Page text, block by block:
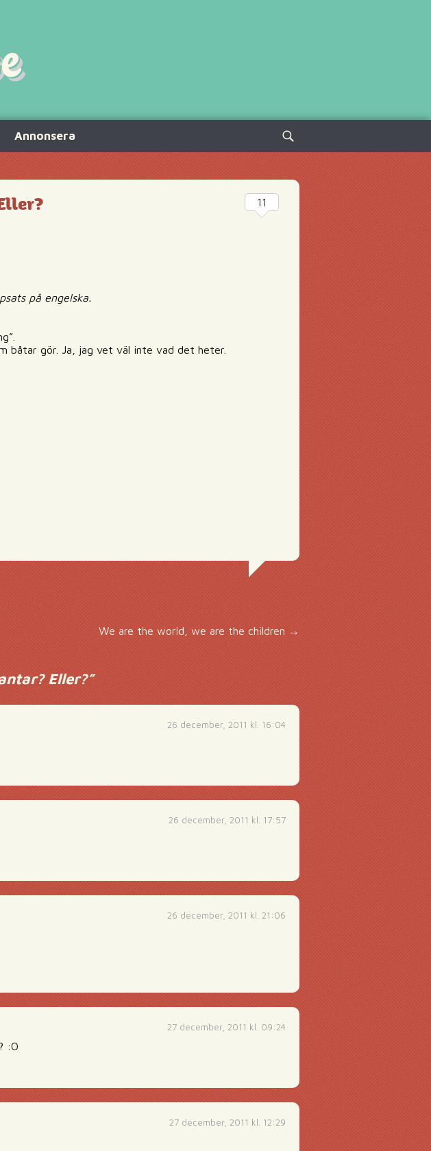
Annonsera
Sök
efter:
på engelska.
båtar gör. Ja, jag vet väl inte vad det heter.
11
We are the world, we are the children→
Eller?”
26 december, 2011 kl. 16:04
26 december, 2011 kl. 17:57
26 december, 2011 kl. 21:06
27 december, 2011 kl. 09:24
:O
27 december, 2011 kl. 12:29